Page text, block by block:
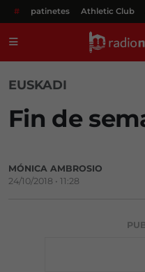
# patinetes Athletic Club
EUSKADI
Fin de
MÓNICA AMBROSIO
24/10/2018 • 11:28